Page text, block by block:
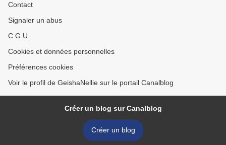
Contact
Signaler un abus
C.G.U.
Cookies et données personnelles
Préférences cookies
Voir le profil de GeishaNellie sur le portail Canalblog
Créer un blog sur Canalblog
Créer un blog